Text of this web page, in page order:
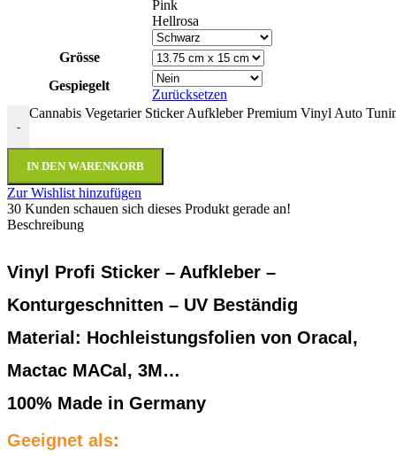
Pink
Hellrosa
Grösse
Gespiegelt
Zurücksetzen
-
Cannabis Vegetarier Sticker Aufkleber Premium Vinyl Auto
IN DEN WARENKORB
Zur Wishlist hinzufügen
30 Kunden schauen sich dieses Produkt gerade an!
Beschreibung
Vinyl Profi Sticker – Aufkleber –
Konturgeschnitten – UV Beständig
Material: Hochleistungsfolien von Oracal,
Mactac MACal, 3M…
100% Made in Germany
Geeignet als: